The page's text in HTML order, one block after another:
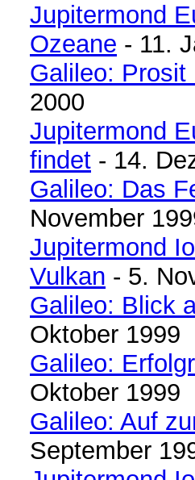
Jupitermond
Ozeane - 11.
Galileo: Prosit
2000
Jupitermond
findet - 14.
Galileo: Das
November
Jupitermond
Vulkan - 5.
Galileo: Blick
Oktober 1999
Galileo:
Oktober 1999
Galileo: Auf
September